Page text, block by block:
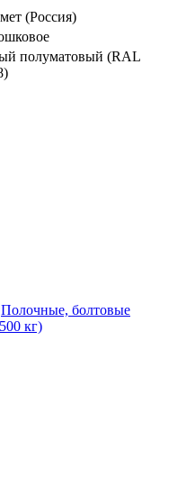
(Россия)
полуматовый (RAL
Полочные, болтовые
кг)